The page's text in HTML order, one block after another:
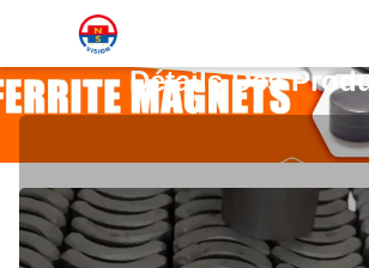
Détails Des